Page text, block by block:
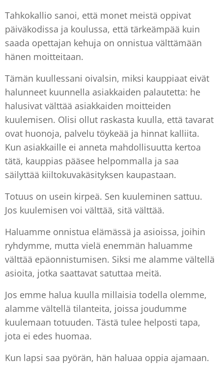
Tahkokallio sanoi, että monet meistä oppivat
päiväkodissa ja koulussa, että tärkeämpää kuin
saada opettajan kehuja on onnistua välttämään
hänen moitteitaan.
Tämän kuullessani oivalsin, miksi kauppiaat eivät
halunneet kuunnella asiakkaiden palautetta: he
halusivat välttää asiakkaiden moitteiden
kuulemisen. Olisi ollut raskasta kuulla, että tavarat
ovat huonoja, palvelu töykeää ja hinnat kalliita.
Kun asiakkaille ei anneta mahdollisuutta kertoa
tätä, kauppias pääsee helpommalla ja saa
säilyttää kiiltokuvakäsityksen kaupastaan.
Totuus on usein kirpeä. Sen kuuleminen sattuu.
Jos kuulemisen voi välttää, sitä välttää.
Haluamme onnistua elämässä ja asioissa, joihin
ryhdymme, mutta vielä enemmän haluamme
välttää epäonnistumisen. Siksi me alamme vältellä
asioita, jotka saattavat satuttaa meitä.
Jos emme halua kuulla millaisia todella olemme,
alamme vältellä tilanteita, joissa joudumme
kuulemaan totuuden. Tästä tulee helposti tapa,
jota ei edes huomaa.
Kun lapsi saa pyörän, hän haluaa oppia ajamaan.